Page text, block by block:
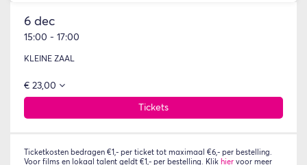
6 dec
15:00 - 17:00
KLEINE ZAAL
€ 23,00
Tickets
Ticketkosten bedragen €1,- per ticket tot maximaal €6,- per bestelling.
Voor films en lokaal talent geldt €1,- per bestelling. Klik hier voor meer